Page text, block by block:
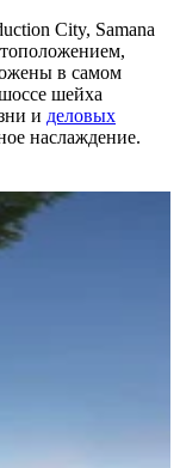
City, Samana
в самом
шейха
и деловых
наслаждение.